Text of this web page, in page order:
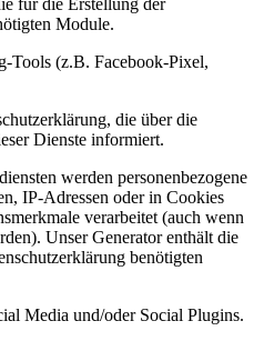
Module.
Tools (z.B. Facebook-Pixel,
die über die
Dienste informiert.
werden personenbezogene
IP-Adressen oder in Cookies
verarbeitet (auch wenn
Unser Generator enthält die
benötigten
Media und/oder Social Plugins.